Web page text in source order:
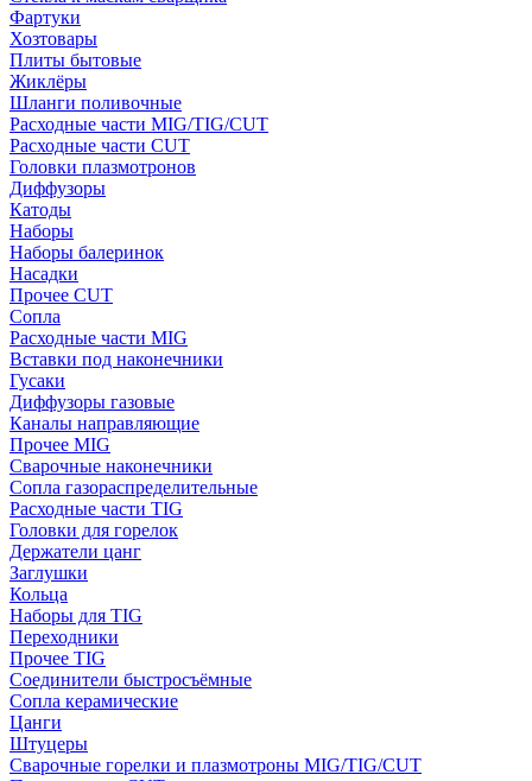
Фартуки
Хозтовары
Плиты бытовые
Жиклёры
Шланги поливочные
Расходные части MIG/TIG/CUT
Расходные части CUT
Головки плазмотронов
Диффузоры
Катоды
Наборы
Наборы балеринок
Насадки
Прочее CUT
Сопла
Расходные части MIG
Вставки под наконечники
Гусаки
Диффузоры газовые
Каналы направляющие
Прочее MIG
Сварочные наконечники
Сопла газораспределительные
Расходные части TIG
Головки для горелок
Держатели цанг
Заглушки
Кольца
Наборы для TIG
Переходники
Прочее TIG
Соединители быстросъёмные
Сопла керамические
Цанги
Штуцеры
Сварочные горелки и плазмотроны MIG/TIG/CUT